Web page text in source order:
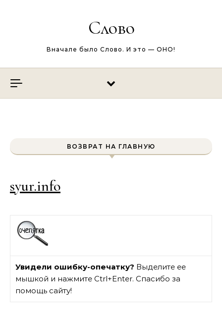
Слово
Вначале было Слово. И это — ОНО!
ВОЗВРАТ НА ГЛАВНУЮ
syur.info
Увидели ошибку-опечатку? Выделите ее
мышкой и нажмите Ctrl+Enter. Спасибо за
помощь сайту!